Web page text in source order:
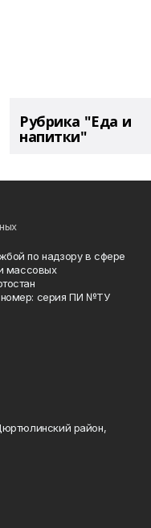
Рубрика "Еда и
напитки"
по надзору в сфере
массовых
серия ПИ №ТУ
район,